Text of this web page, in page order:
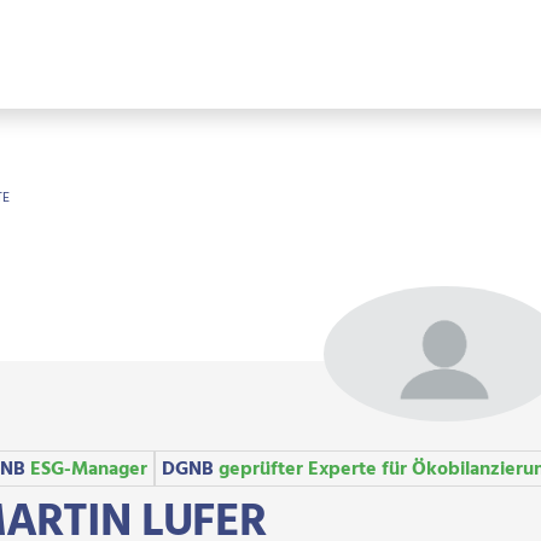
LUFER
ESG-Manager DGNBgeprüfter Experte für